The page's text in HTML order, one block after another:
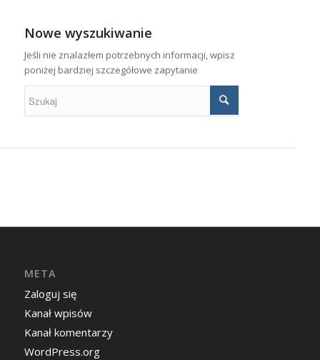
Nowe wyszukiwanie
Jeśli nie znalazłem potrzebnych informacji, wpisz
poniżej bardziej szczegółowe zapytanie
META
Zaloguj się
Kanał wpisów
Kanał komentarzy
WordPress.org